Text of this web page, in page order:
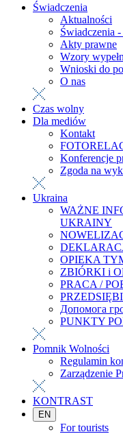
Świadczenia
Aktualności
Świadczenia
Akty prawne
Wzory
Wnioski do
O nas
Czas wolny
Dla mediów
Kontakt
Konferencje
Zgoda na
Ukraina
WAŻNE
UKRAINY
OPIEKA
ZBIÓRKI i
PRACA /
Допомога
PUNKTY
Pomnik Wolności
Regulamin
Zarządzenie
KONTRAST
EN
For tourists